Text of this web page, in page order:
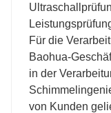
Für die
Baohua-
in der
von Kunden